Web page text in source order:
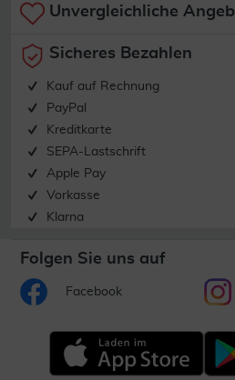
Unvergleichliche
Sicheres Bezahlen
Kauf auf Rechnung
PayPal
Kreditkarte
SEPA-Lastschrift
Apple Pay
Vorkasse
Klarna
Folgen Sie uns auf
Facebook